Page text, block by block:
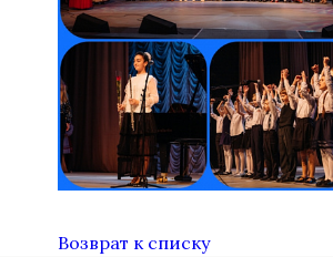
Возврат к списку